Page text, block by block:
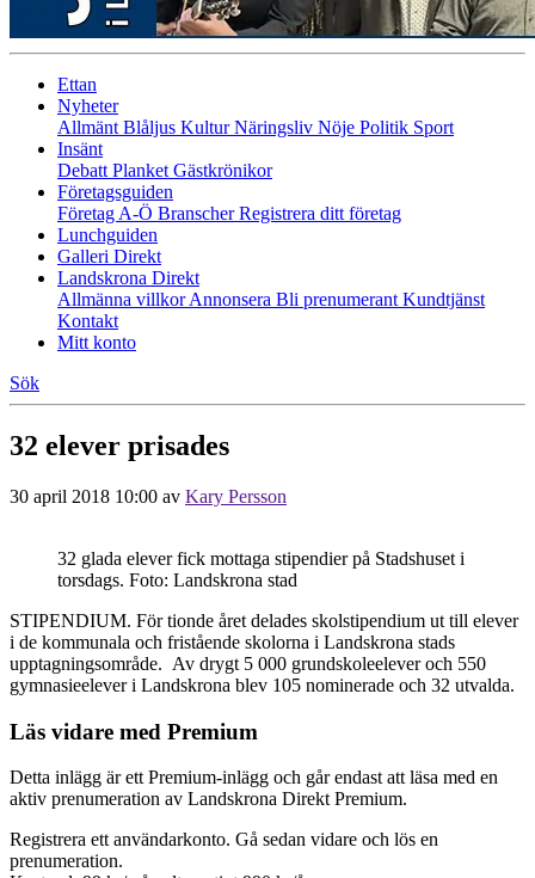
Ettan
Nyheter
Allmänt Blåljus KulturNäringsliv Nöje Politik Sport
Insänt
Debatt Planket Gästkrönikor
Företagsguiden
Företag A-Ö BranscherRegistrera ditt företag
Lunchguiden
Galleri Direkt
Landskrona Direkt
Allmänna villkorAnnonsera Bli prenumerant Kundtjänst
Kontakt
Mitt konto
Sök
32 elever prisades
30 april 2018 10:00 av Kary Persson
32 glada elever fick mottaga stipendier på Stadshuset i
torsdags. Foto: Landskrona stad
STIPENDIUM. För tionde året delades skolstipendium ut till elever
i de kommunala och fristående skolorna i Landskrona stads
upptagningsområde. Av drygt 5 000 grundskoleelever och 550
gymnasieelever i Landskrona blev 105 nominerade och 32 utvalda.
Läs vidare med Premium
Detta inlägg är ett Premium-inlägg och går endast att läsa med en
aktiv prenumeration av Landskrona Direkt Premium.
Registrera ett användarkonto. Gå sedan vidare och lös en
prenumeration.